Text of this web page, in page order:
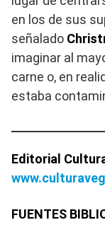
en los de sus
señalado
imaginar al
carne o, en
estaba
Editorial
FUENTES